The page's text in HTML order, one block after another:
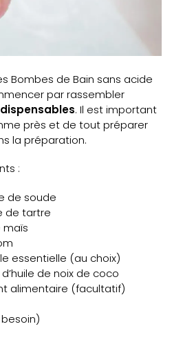
Bombes de Bain sans acide
par rassembler
. Il est important
près et de tout préparer
la préparation.
:
de soude
de tartre
maïs
essentielle (au choix)
de noix de coco
alimentaire (facultatif)
besoin)